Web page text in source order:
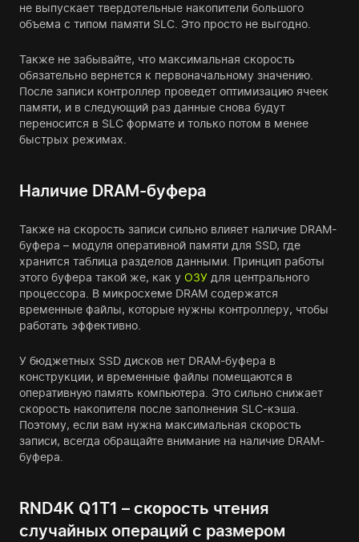
не выпускает твердотельные накопители большого
объема с типом памяти SLC. Это просто не выгодно.
Также не забывайте, что максимальная скорость
обязательно вернется к первоначальному значению.
После записи контроллер проведет оптимизацию ячеек
памяти, и в следующий раз данные снова будут
переносится в SLC формате и только потом в менее
быстрых режимах.
Наличие DRAM-буфера
Также на скорость записи сильно влияет наличие DRAM-
буфера – модуля оперативной памяти для SSD, где
хранится таблица разделов данными. Принцип работы
этого буфера такой же, как у ОЗУ для центрального
процессора. В микросхеме DRAM содержатся
временные файлы, которые нужны контроллеру, чтобы
работать эффективно.
У бюджетных SSD дисков нет DRAM-буфера в
конструкции, и временные файлы помещаются в
оперативную память компьютера. Это сильно снижает
скорость накопителя после заполнения SLC-кэша.
Поэтому, если вам нужна максимальная скорость
записи, всегда обращайте внимание на наличие DRAM-
буфера.
RND4K Q1T1 – скорость чтения
случайных операций с размером